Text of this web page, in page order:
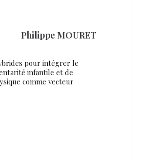
Philippe MOURET
pour intégrer le
infantile et de
comme vecteur